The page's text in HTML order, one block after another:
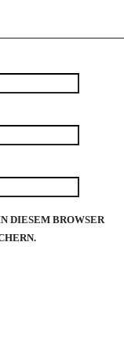
DIESEM BROWSER